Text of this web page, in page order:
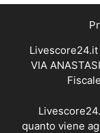
Livescore24.it
VIA
quanto viene